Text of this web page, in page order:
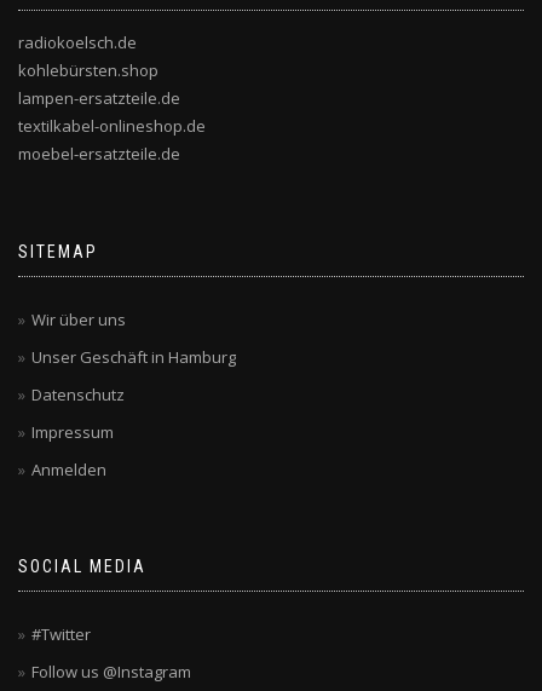
radiokoelsch.de
kohlebürsten.shop
lampen-ersatzteile.de
textilkabel-onlineshop.de
moebel-ersatzteile.de
SITEMAP
Wir über uns
Unser Geschäft in Hamburg
Datenschutz
Impressum
Anmelden
SOCIAL MEDIA
#Twitter
Follow us @Instagram